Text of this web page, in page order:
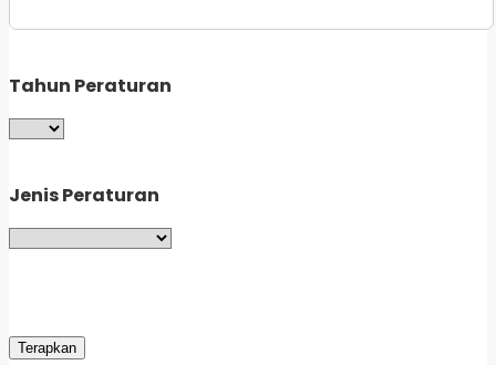
Tahun Peraturan
Jenis Peraturan